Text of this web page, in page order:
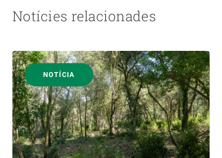
Notícies relacionades
NOTÍCIA